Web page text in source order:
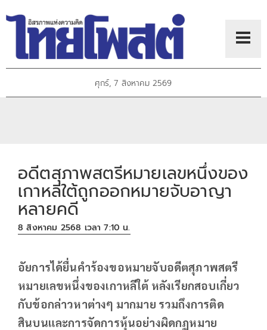
ศุกร์, 7 สิงหาคม 2569
อดีตสุภาพสตรีหมายเลขหนึ่งของ
เกาหลีใต้ถูกออกหมายจับอาญา
หลายคดี
8 สิงหาคม 2568 เวลา 7:10 น.
อัยการได้ยื่นคำร้องขอหมายจับอดีตสุภาพสตรี
หมายเลขหนึ่งของเกาหลีใต้ หลังเรียกสอบเกี่ยว
กับข้อกล่าวหาต่างๆ มากมาย รวมถึงการติด
สินบนและการจัดการหุ้นอย่างผิดกฏหมาย